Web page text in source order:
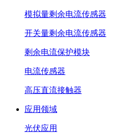
模拟量剩余电流传感器
开关量剩余电流传感器
剩余电流保护模块
电流传感器
高压直流接触器
应用领域
光伏应用